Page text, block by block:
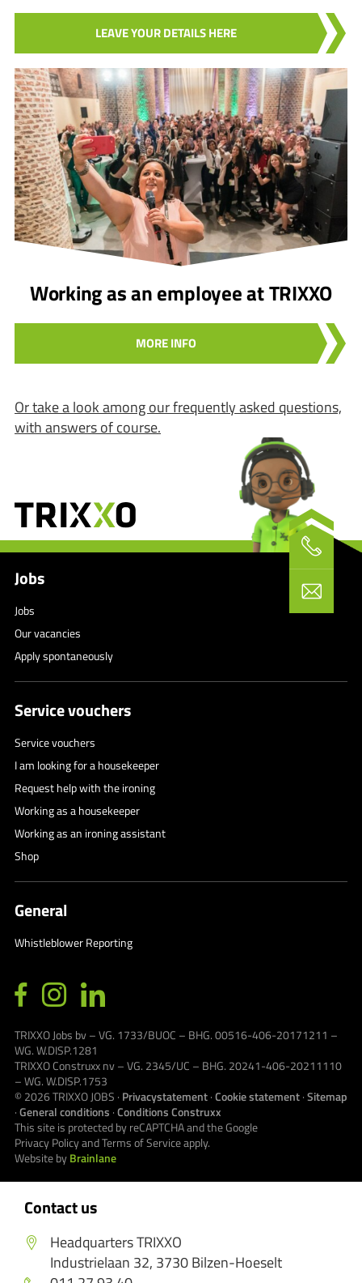
LEAVE YOUR DETAILS HERE
Working as an employee at TRIXXO
MORE INFO
Or take a look among our frequently asked questions,
with answers of course.
Contact us
Headquarters TRIXXO
Industrielaan 32, 3730 Bilzen-Hoeselt
Jobs
Jobs
Our vacancies
Apply spontaneously
Service vouchers
Service vouchers
I am looking for a housekeeper
Request help with the ironing
Working as a housekeeper
Working as an ironing assistant
Shop
General
Whistleblower Reporting
TRIXXO Jobs bv – VG. 1733/BUOC – BHG. 00516-406-20171211 –
WG. W.DISP.1281
TRIXXO Construxx nv – VG. 2345/UC – BHG. 20241-406-20211110
– WG. W.DISP.1753
© 2026TRIXXO JOBS · Privacystatement·Cookie statement·Sitemap
·General conditions ·Conditions Construxx
This site is protected by reCAPTCHA and the Google
Privacy PolicyandTerms of Serviceapply.
Website byBrainlane